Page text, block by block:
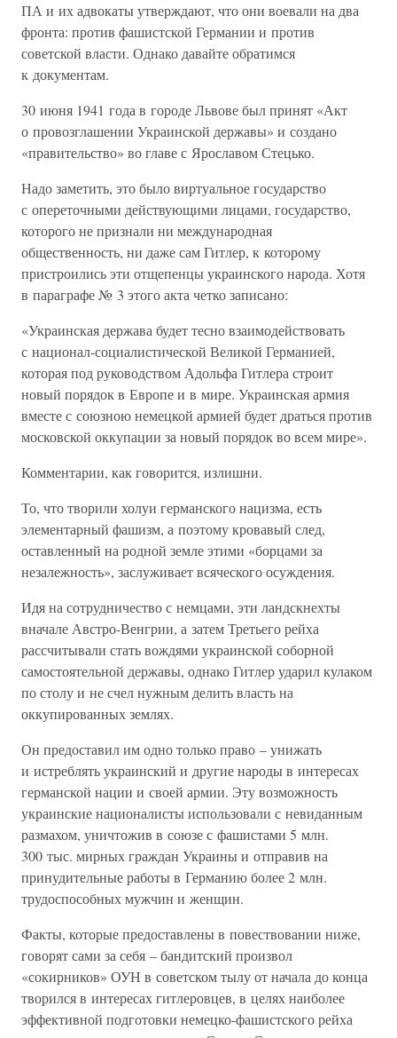
ПА и их адвокаты утверждают, что они воевали на два
фронта: против фашистской Германии и против
советской власти. Однако давайте обратимся
к документам.
30 июня 1941 года в городе Львове был принят «Акт
о провозглашении Украинской державы» и создано
«правительство» во главе с Ярославом Стецько.
Надо заметить, это было виртуальное государство
с опереточными действующими лицами, государство,
которого не признали ни международная
общественность, ни даже сам Гитлер, к которому
пристроились эти отщепенцы украинского народа. Хотя
в параграфе № 3 этого акта четко записано:
«Украинская держава будет тесно взаимодействовать
с национал-социалистической Великой Германией,
которая под руководством Адольфа Гитлера строит
новый порядок в Европе и в мире. Украинская армия
вместе с союзною немецкой армией будет драться против
московской оккупации за новый порядок во всем мире».
Комментарии, как говорится, излишни.
То, что творили холуи германского нацизма, есть
элементарный фашизм, а поэтому кровавый след,
оставленный на родной земле этими «борцами за
незалежность», заслуживает всяческого осуждения.
Идя на сотрудничество с немцами, эти ландскнехты
вначале Австро-Венгрии, а затем Третьего рейха
рассчитывали стать вождями украинской соборной
самостоятельной державы, однако Гитлер ударил кулаком
по столу и не счел нужным делить власть на
оккупированных землях.
Он предоставил им одно только право – унижать
и истреблять украинский и другие народы в интересах
германской нации и своей армии. Эту возможность
украинские националисты использовали с невиданным
размахом, уничтожив в союзе с фашистами 5 млн.
300 тыс. мирных граждан Украины и отправив на
принудительные работы в Германию более 2 млн.
трудоспособных мужчин и женщин.
Факты, которые предоставлены в повествовании ниже,
говорят сами за себя – бандитский произвол
«сокирников» ОУН в советском тылу от начала до конца
творился в интересах гитлеровцев, в целях наиболее
эффективной подготовки немецко-фашистского рейха